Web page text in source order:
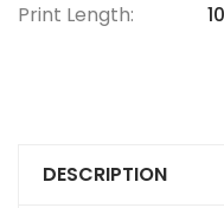
Print Length:
DESCRIPTION